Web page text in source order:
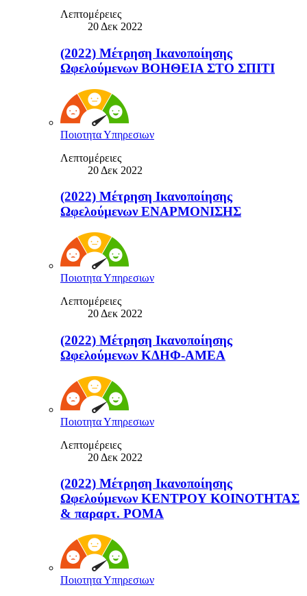
Λεπτομέρειες
20 Δεκ 2022
(2022) Μέτρηση Ικανοποίησης
Ωφελούμενων ΒΟΗΘΕΙΑ ΣΤΟ ΣΠΙΤΙ
Ποιοτητα Υπηρεσιων
Λεπτομέρειες
20 Δεκ 2022
(2022) Μέτρηση Ικανοποίησης
Ωφελούμενων ΕΝΑΡΜΟΝΙΣΗΣ
Ποιοτητα Υπηρεσιων
Λεπτομέρειες
20 Δεκ 2022
(2022) Μέτρηση Ικανοποίησης
Ωφελούμενων ΚΔΗΦ-ΑΜΕΑ
Ποιοτητα Υπηρεσιων
Λεπτομέρειες
20 Δεκ 2022
(2022) Μέτρηση Ικανοποίησης
Ωφελούμενων ΚΕΝΤΡΟΥ ΚΟΙΝΟΤΗΤΑΣ
& παραρτ. ΡΟΜΑ
Ποιοτητα Υπηρεσιων